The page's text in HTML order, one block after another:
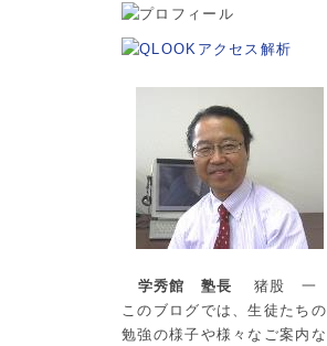
学秀館 塾長 猪股 一
このブログでは、生徒たちの
勉強の様子や様々なご案内な